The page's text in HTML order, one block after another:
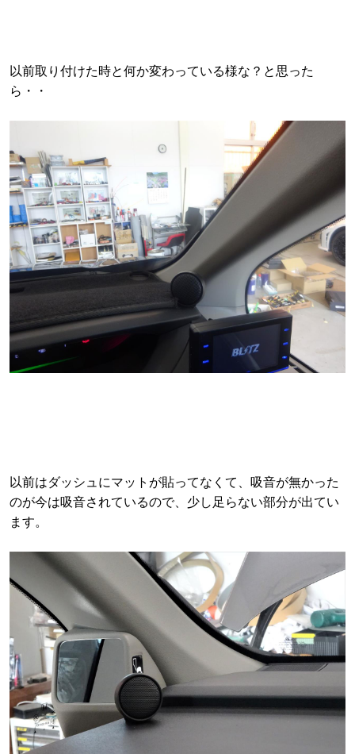
以前取り付けた時と何か変わっている様な？と思った
ら・・
以前はダッシュにマットが貼ってなくて、吸音が無かった
のが今は吸音されているので、少し足らない部分が出てい
ます。